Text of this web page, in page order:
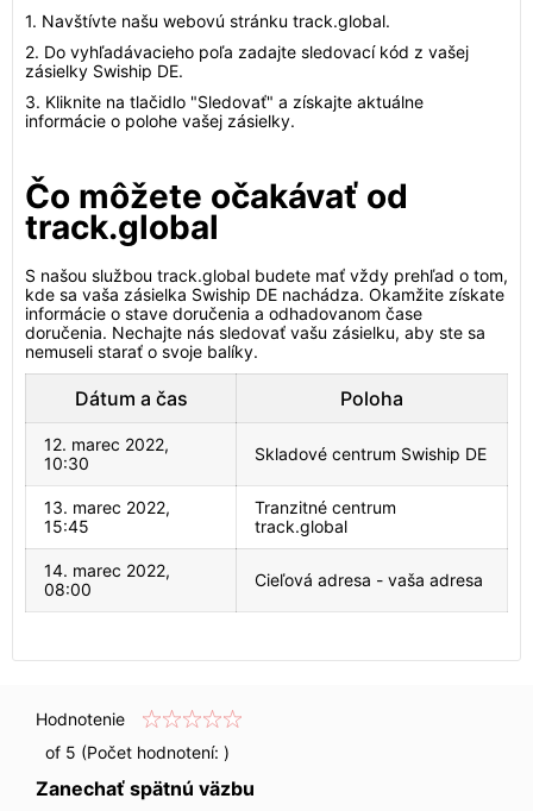
1. Navštívte našu webovú stránku track.global.
2. Do vyhľadávacieho poľa zadajte sledovací kód z vašej
zásielky Swiship DE.
3. Kliknite na tlačidlo "Sledovať" a získajte aktuálne
informácie o polohe vašej zásielky.
Čo môžete očakávať od
track.global
S našou službou track.global budete mať vždy prehľad o tom,
kde sa vaša zásielka Swiship DE nachádza. Okamžite získate
informácie o stave doručenia a odhadovanom čase
doručenia. Nechajte nás sledovať vašu zásielku, aby ste sa
nemuseli starať o svoje balíky.
Dátum a čas Poloha
12. marec 2022,
10:30
Skladové centrum Swiship DE
13. marec 2022,
15:45
Tranzitné centrum
track.global
14. marec 2022,
08:00
Cieľová adresa - vaša adresa
Hodnotenie
of 5 (Počet hodnotení: )
Zanechať spätnú väzbu